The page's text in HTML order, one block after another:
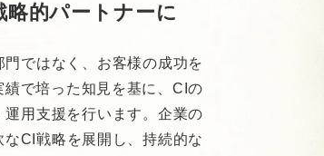
的パートナーに
ではなく、お客様の成功を
で培った知見を基に、CIの
用支援を行います。企業の
CI戦略を展開し、持続的な